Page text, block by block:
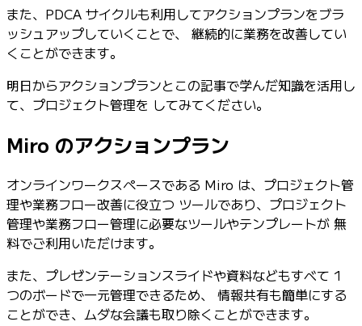
また、PDCA サイクルも利用してアクションプランをブラ
ッシュアップしていくことで、 継続的に業務を改善してい
くことができます。
明日からアクションプランとこの記事で学んだ知識を活用し
て、プロジェクト管理を してみてください。
Miro のアクションプラン
オンラインワークスペースである Miro は、プロジェクト管
理や業務フロー改善に役立つ ツールであり、プロジェクト
管理や業務フロー管理に必要なツールやテンプレートが 無
料でご利用いただけます。
また、プレゼンテーションスライドや資料などもすべて 1
つのボードで一元管理できるため、 情報共有も簡単にする
ことができ、ムダな会議も取り除くことができます。